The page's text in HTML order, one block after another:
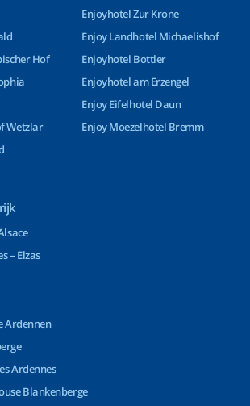
Hof
Wetzlar
Enjoyhotel Zur Krone
Enjoy Landhotel Michaelishof
Enjoyhotel Bottler
Enjoyhotel am Erzengel
Enjoy Eifelhotel Daun
Enjoy Moezelhotel Bremm
– Elzas
Ardennen
Ardennes
Blankenberge